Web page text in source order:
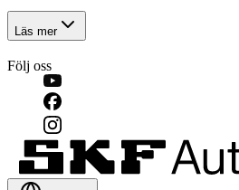
Läs mer
Följ oss